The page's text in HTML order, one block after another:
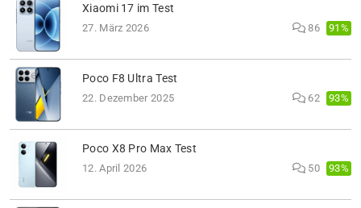
Xiaomi 17 im Test
27. März 2026 86 91%
Poco F8 Ultra Test
22. Dezember 2025 62 93%
Poco X8 Pro Max Test
12. April 2026 50 93%